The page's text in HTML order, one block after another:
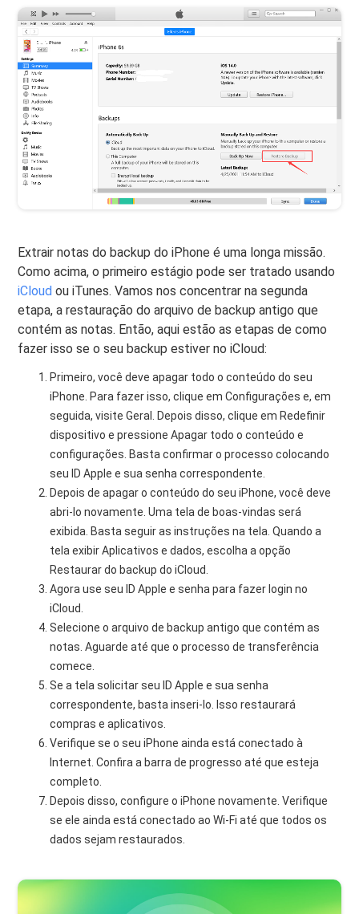
Extrair notas do backup do iPhone é uma longa missão.
Como acima, o primeiro estágio pode ser tratado usando
iCloud ou iTunes. Vamos nos concentrar na segunda
etapa, a restauração do arquivo de backup antigo que
contém as notas. Então, aqui estão as etapas de como
fazer isso se o seu backup estiver no iCloud:
Primeiro, você deve apagar todo o conteúdo do seu
iPhone. Para fazer isso, clique em Configurações e, em
seguida, visite Geral. Depois disso, clique em Redefinir
dispositivo e pressione Apagar todo o conteúdo e
configurações. Basta confirmar o processo colocando
seu ID Apple e sua senha correspondente.
Depois de apagar o conteúdo do seu iPhone, você deve
abri-lo novamente. Uma tela de boas-vindas será
exibida. Basta seguir as instruções na tela. Quando a
tela exibir Aplicativos e dados, escolha a opção
Restaurar do backup do iCloud.
Agora use seu ID Apple e senha para fazer login no
iCloud.
Selecione o arquivo de backup antigo que contém as
notas. Aguarde até que o processo de transferência
comece.
Se a tela solicitar seu ID Apple e sua senha
correspondente, basta inseri-lo. Isso restaurará
compras e aplicativos.
Verifique se o seu iPhone ainda está conectado à
Internet. Confira a barra de progresso até que esteja
completo.
Depois disso, configure o iPhone novamente. Verifique
se ele ainda está conectado ao Wi-Fi até que todos os
dados sejam restaurados.